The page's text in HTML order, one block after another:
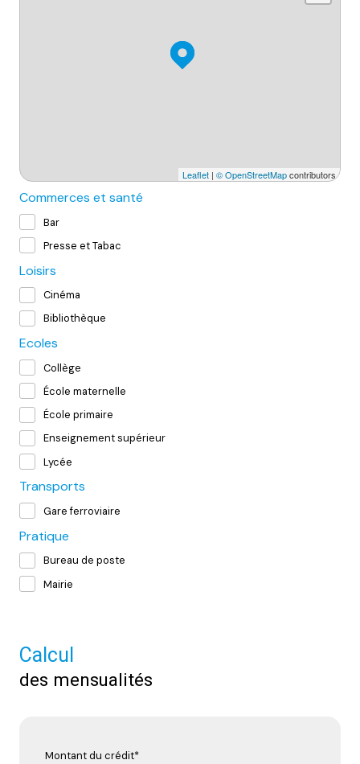
Leaflet | © OpenStreetMapcontributors
Commerces et santé
Bar
Presse et Tabac
Loisirs
Cinéma
Bibliothèque
Ecoles
Collège
École maternelle
École primaire
Enseignement supérieur
Lycée
Transports
Gare ferroviaire
Pratique
Bureau de poste
Mairie
Calcul
des mensualités
Montant du crédit*